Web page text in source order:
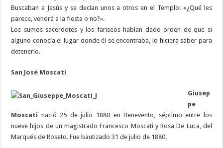
Buscaban a Jesús y se decían unos a otros en el Templo: «¿Qué les
parece, vendrá a la fiesta o no?».
Los sumos sacerdotes y los fariseos habían dado orden de que si
alguno conocía el lugar donde él se encontraba, lo hiciera saber para
detenerlo.
San José Moscati
Giusep
pe
Moscati nació 25 de julio 1880 en Benevento, séptimo entre los
nueve hijos de un magistrado Francesco Moscati y Rosa De Luca, del
Marqués de Roseto. Fue bautizado 31 de julio de 1880.